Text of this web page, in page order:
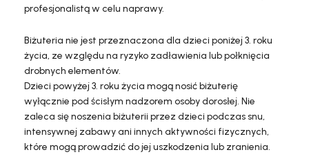
profesjonalistą w celu naprawy.
Biżuteria nie jest przeznaczona dla dzieci poniżej 3. roku
życia, ze względu na ryzyko zadławienia lub połknięcia
drobnych elementów.
Dzieci powyżej 3. roku życia mogą nosić biżuterię
wyłącznie pod ścisłym nadzorem osoby dorosłej. Nie
zaleca się noszenia biżuterii przez dzieci podczas snu,
intensywnej zabawy ani innych aktywności fizycznych,
które mogą prowadzić do jej uszkodzenia lub zranienia.